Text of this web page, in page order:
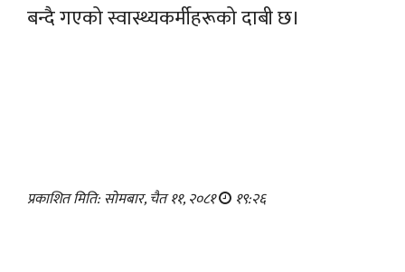
बन्दै गएको स्वास्थ्यकर्मीहरूको दाबी छ।
प्रकाशित मिति: सोमबार, चैत ११, २०८१ १९:२६